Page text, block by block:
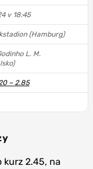
v 18:45
(Hamburg)
L. M.
– 2.85
kurz 2.45, na